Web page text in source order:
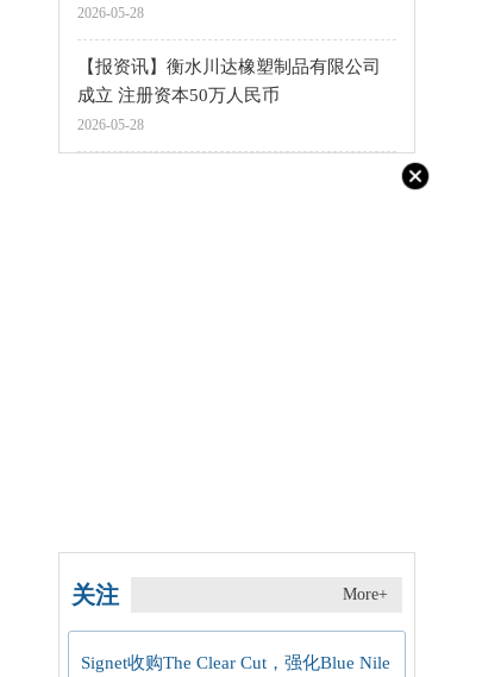
2026-05-28
【报资讯】衡水川达橡塑制品有限公司
成立 注册资本50万人民币
2026-05-28
关注 More+
Signet收购The Clear Cut，强化Blue Nile